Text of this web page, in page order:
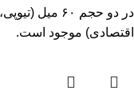
اقتصادی) موجود است.